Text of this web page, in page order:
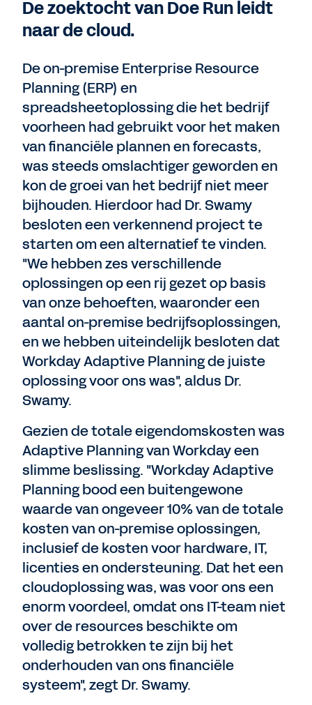
De zoektocht van Doe Run leidt
naar de cloud.
De on-premise Enterprise Resource
Planning (ERP) en
spreadsheetoplossing die het bedrijf
voorheen had gebruikt voor het maken
van financiële plannen en forecasts,
was steeds omslachtiger geworden en
kon de groei van het bedrijf niet meer
bijhouden. Hierdoor had Dr. Swamy
besloten een verkennend project te
starten om een alternatief te vinden.
"We hebben zes verschillende
oplossingen op een rij gezet op basis
van onze behoeften, waaronder een
aantal on-premise bedrijfsoplossingen,
en we hebben uiteindelijk besloten dat
Workday Adaptive Planning de juiste
oplossing voor ons was", aldus Dr.
Swamy.
Gezien de totale eigendomskosten was
Adaptive Planning van Workday een
slimme beslissing. "Workday Adaptive
Planning bood een buitengewone
waarde van ongeveer 10% van de totale
kosten van on-premise oplossingen,
inclusief de kosten voor hardware, IT,
licenties en ondersteuning. Dat het een
cloudoplossing was, was voor ons een
enorm voordeel, omdat ons IT-team niet
over de resources beschikte om
volledig betrokken te zijn bij het
onderhouden van ons financiële
systeem", zegt Dr. Swamy.